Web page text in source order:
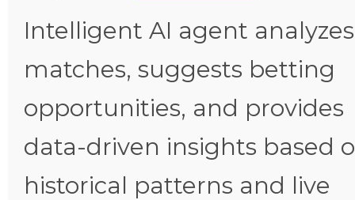
Intelligent AI agent analyzes
matches, suggests betting
opportunities, and provides
data-driven insights based
historical patterns and live